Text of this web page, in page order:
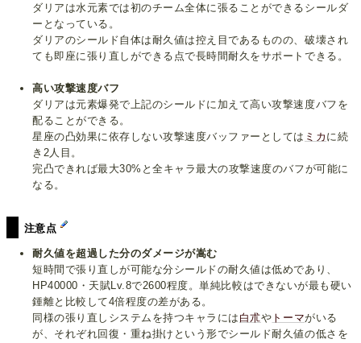
ダリアは水元素では初のチーム全体に張ることができるシールダ
ーとなっている。
ダリアのシールド自体は耐久値は控え目であるものの、破壊され
ても即座に張り直しができる点で長時間耐久をサポートできる。
高い攻撃速度バフ
ダリアは元素爆発で上記のシールドに加えて高い攻撃速度バフを
配ることができる。
星座の凸効果に依存しない攻撃速度バッファーとしては ミカ に続
き2人目。
完凸できれば最大30%と全キャラ最大の攻撃速度のバフが可能に
なる。
注意点
耐久値を超過した分のダメージが嵩む
短時間で張り直しが可能な分シールドの耐久値は低めであり、
HP40000・天賦Lv.8で2600程度。単純比較はできないが最も硬い
鍾離と比較して4倍程度の差がある。
同様の張り直しシステムを持つキャラには 白朮や トーマがいる
が、それぞれ回復・重ね掛けという形でシールド耐久値の低さを